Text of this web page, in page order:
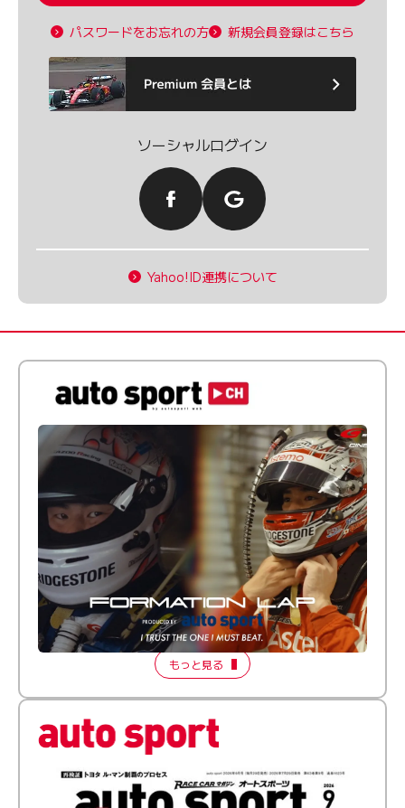
パスワードをお忘れの方 新規会員登録はこちら
ソーシャルログイン
Yahoo!ID連携について
倒す相手を、信じてる。小林利徠斗 × 野村勇斗
【FORMATION LAP Produced by auto sport】
2026 Episode 2
もっと見る